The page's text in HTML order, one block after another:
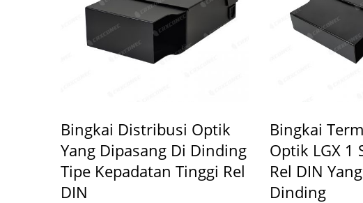
Bingkai Distribusi Optik
Yang Dipasang Di Dinding
Tipe Kepadatan Tinggi Rel
DIN
Bingkai
Optik LGX 1
Rel DIN
Dinding